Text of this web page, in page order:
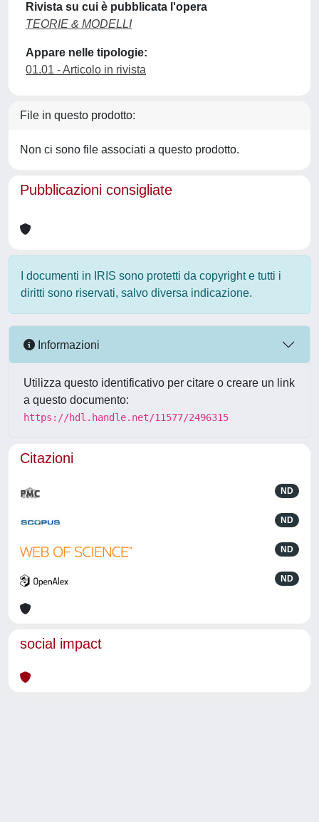
Rivista su cui è pubblicata l'opera
TEORIE & MODELLI
Appare nelle tipologie:
01.01 - Articolo in rivista
File in questo prodotto:
Non ci sono file associati a questo prodotto.
Pubblicazioni consigliate
I documenti in IRIS sono protetti da copyright e tutti i
diritti sono riservati, salvo diversa indicazione.
Informazioni
Utilizza questo identificativo per citare o creare un link
a questo documento:
https://hdl.handle.net/11577/2496315
Citazioni
ND
ND
ND
ND
social impact